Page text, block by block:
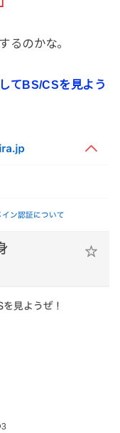
るのかな。
てBS/CSを見よう